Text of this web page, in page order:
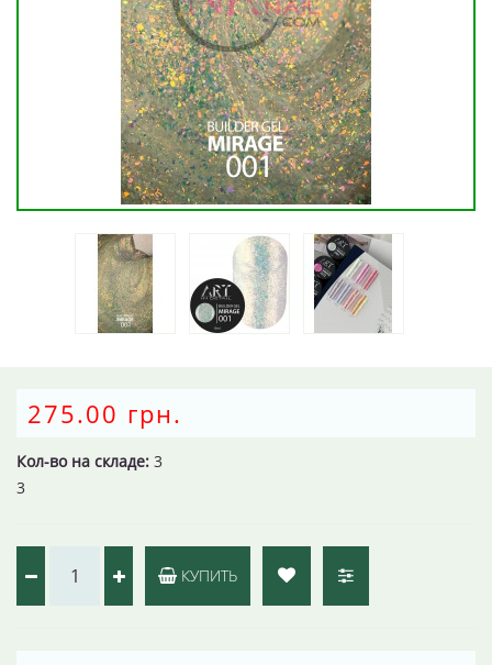
275.00 грн.
Кол-во на складе: 3
3
КУПИТЬ